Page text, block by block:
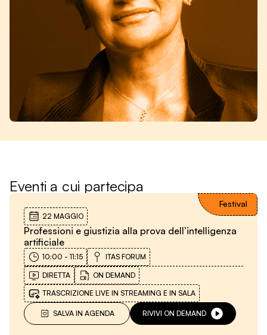
Eventi a cui partecipa
22 MAGGIO
Professioni e giustizia alla prova dell’intelligenza
artificiale
Festival
10:00 - 11:15 ITAS FORUM
DIRETTA
ON DEMAND
TRASCRIZIONE LIVE IN STREAMING E IN SALA
SALVA IN AGENDA RIVIVI ON DEMAND